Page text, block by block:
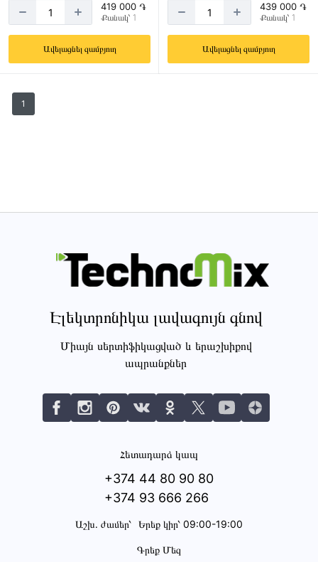
419 000 ֏
Քանակ՝ 1
Ավելացնել զամբյուղ
439 000 ֏
Քանակ՝ 1
Ավելացնել զամբյուղ
1
Էլեկտրոնիկա լավագույն գնով
Միայն սերտիֆիկացված և երաշխիքով
ապրանքներ
Հետադարձ կապ
+374 44 80 90 80
+374 93 666 266
Աշխ․ ժամեր՝ Երեք կիր՝ 09:00-19:00
Գրեք Մեզ